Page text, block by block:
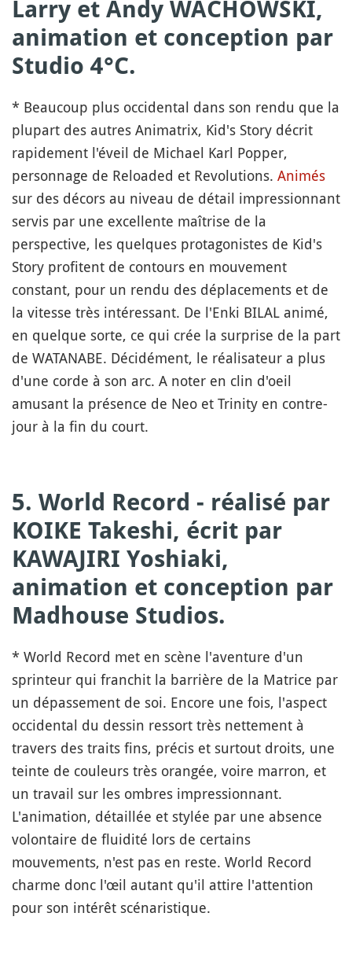
Larry et Andy WACHOWSKI,
animation et conception par
Studio 4°C.
* Beaucoup plus occidental dans son rendu que la
plupart des autres Animatrix, Kid's Story décrit
rapidement l'éveil de Michael Karl Popper,
personnage de Reloaded et Revolutions. Animés
sur des décors au niveau de détail impressionnant
servis par une excellente maîtrise de la
perspective, les quelques protagonistes de Kid's
Story profitent de contours en mouvement
constant, pour un rendu des déplacements et de
la vitesse très intéressant. De l'Enki BILAL animé,
en quelque sorte, ce qui crée la surprise de la part
de WATANABE. Décidément, le réalisateur a plus
d'une corde à son arc. A noter en clin d'oeil
amusant la présence de Neo et Trinity en contre-
jour à la fin du court.
5. World Record - réalisé par
KOIKE Takeshi, écrit par
KAWAJIRI Yoshiaki,
animation et conception par
Madhouse Studios.
* World Record met en scène l'aventure d'un
sprinteur qui franchit la barrière de la Matrice par
un dépassement de soi. Encore une fois, l'aspect
occidental du dessin ressort très nettement à
travers des traits fins, précis et surtout droits, une
teinte de couleurs très orangée, voire marron, et
un travail sur les ombres impressionnant.
L'animation, détaillée et stylée par une absence
volontaire de fluidité lors de certains
mouvements, n'est pas en reste. World Record
charme donc l'œil autant qu'il attire l'attention
pour son intérêt scénaristique.